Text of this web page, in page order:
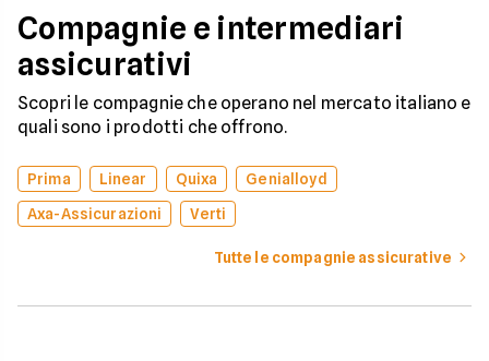
Compagnie e intermediari
assicurativi
Scopri le compagnie che operano nel mercato italiano e
quali sono i prodotti che offrono.
Prima Linear Quixa
Genialloyd
Axa-Assicurazioni
Verti
Tutte le compagnie assicurative